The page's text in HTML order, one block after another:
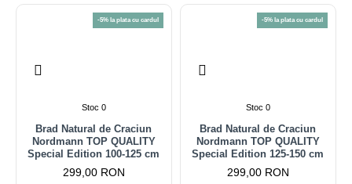
-5% la plata cu cardul
Stoc 0
Brad Natural de Craciun
Nordmann TOP QUALITY
Special Edition 100-125 cm
299,00 RON
-5% la plata cu cardul
Stoc 0
Brad Natural de Craciun
Nordmann TOP QUALITY
Special Edition 125-150 cm
299,00 RON